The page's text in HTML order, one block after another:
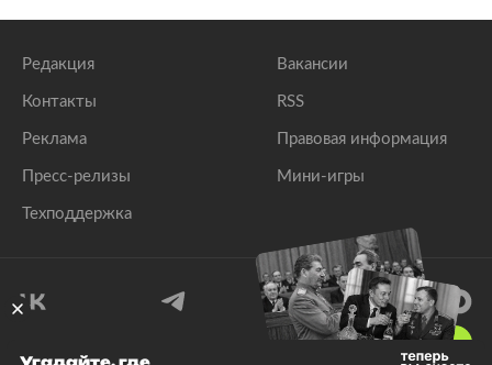
Редакция
Контакты
Реклама
Пресс-релизы
Техподдержка
Вакансии
RSS
Правовая информация
Мини-игры